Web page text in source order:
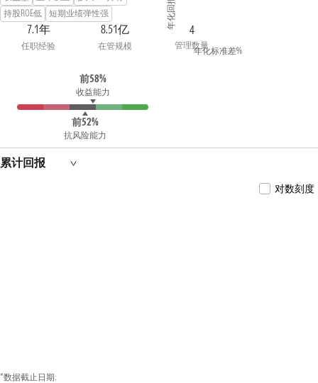
资基金基金经理、2023年11月至今任东方红
远见领航混合型发起式证券投资基金基金经
理。上海交通大学经济学硕士。曾任上海东
方证券资产管理公司行业研究员。具备证券
持股ROE低
短期业绩弹性强
7.1年
任职经验
8.51亿
在管规模
4
管理数量
前58%
收益能力
前52%
抗风险能力
年化回报 %
年化标准差%
累计回报
对数刻度
*数据截止日期: